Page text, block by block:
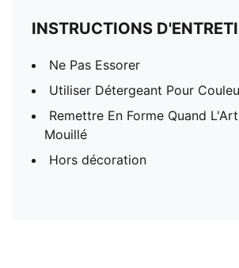
INSTRUCTIONS
Ne Pas Essorer
Utiliser Détergeant Pour
Remettre En Forme Quand
Mouillé
Hors décoration